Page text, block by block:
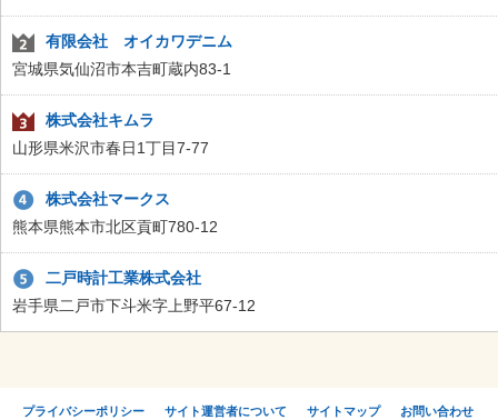
有限会社 オイカワデニム
宮城県気仙沼市本吉町蔵内83-1
株式会社キムラ
山形県米沢市春日1丁目7-77
株式会社マークス
熊本県熊本市北区貢町780-12
二戸時計工業株式会社
岩手県二戸市下斗米字上野平67-12
プライバシーポリシー サイト運営者について サイトマップ お問い合わせ